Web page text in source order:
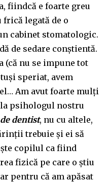
fiindcă e foarte greu
legată de o
cabinet stomatologic.
de sedare conștientă.
(că nu se impune tot
speriat, avem
Am avut foarte mulți
psihologul nostru
dentist, nu cu altele,
trebuie și ei să
copilul ca fiind
fizică pe care o știu
pentru că am apăsat